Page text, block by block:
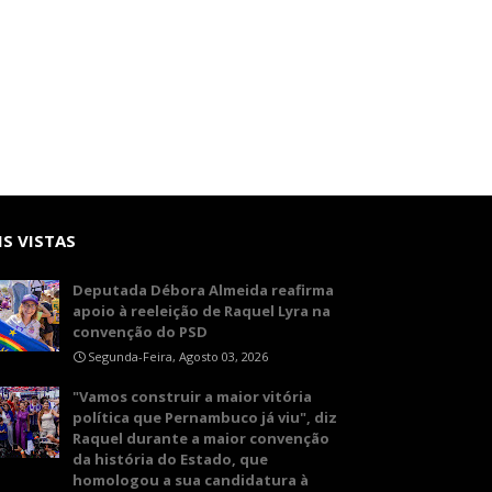
VISTAS
Deputada Débora Almeida reafirma
apoio à reeleição de Raquel Lyra na
convenção do PSD
Segunda-Feira, Agosto 03, 2026
"Vamos construir a maior vitória
política que Pernambuco já viu", diz
Raquel durante a maior convenção
da história do Estado, que
homologou a sua candidatura à